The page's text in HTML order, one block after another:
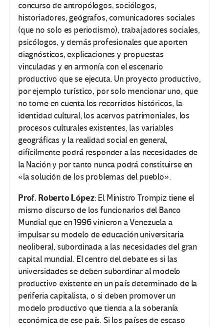
concurso de antropólogos, sociólogos,
historiadores, geógrafos, comunicadores sociales
(que no solo es periodismo), trabajadores sociales,
psicólogos, y demás profesionales que aporten
diagnósticos, explicaciones y propuestas
vinculadas y en armonía con el escenario
productivo que se ejecuta. Un proyecto productivo,
por ejemplo turístico, por solo mencionar uno, que
no tome en cuenta los recorridos históricos, la
identidad cultural, los acervos patrimoniales, los
procesos culturales existentes, las variables
geográficas y la realidad social en general,
difícilmente podrá responder a las necesidades de
la Nación y por tanto nunca podrá constituirse en
«la solución de los problemas del pueblo».
Prof. Roberto López: El Ministro Trompiz tiene el
mismo discurso de los funcionarios del Banco
Mundial que en 1996 vinieron a Venezuela a
impulsar su modelo de educación universitaria
neoliberal, subordinada a las necesidades del gran
capital mundial. El centro del debate es si las
universidades se deben subordinar al modelo
productivo existente en un país determinado de la
periferia capitalista, o si deben promover un
modelo productivo que tienda a la soberanía
económica de ese país. Si los países de escaso